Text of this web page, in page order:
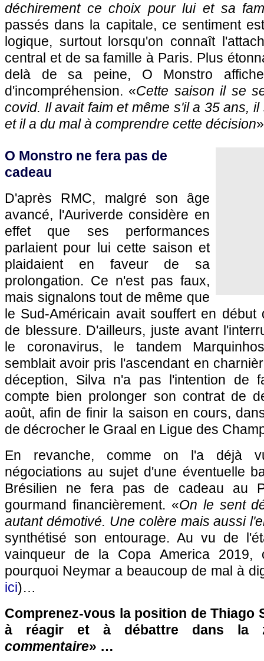
déchirement ce choix pour lui et sa
passés dans la capitale, ce sentiment
logique, surtout lorsqu'on connaît
central et de sa famille à Paris. Plus
delà de sa peine, O Monstro
d'incompréhension. «Cette saison il se
covid. Il avait faim et même s'il a 35 ans,
et il a du mal à comprendre cette décision
O Monstro ne fera pas de
cadeau
D'après RMC, malgré son âge
avancé, l'Auriverde considère en
effet que ses performances
parlaient pour lui cette saison et
plaidaient en faveur de sa
prolongation. Ce n'est pas faux,
mais signalons tout de même que
le Sud-Américain avait souffert en
de blessure. D'ailleurs, juste avant
le coronavirus, le tandem
semblait avoir pris l'ascendant en
déception, Silva n'a pas l'intention de
compte bien prolonger son contrat de
août, afin de finir la saison en cours,
de décrocher le Graal en Ligue des
En revanche, comme on l'a déjà
négociations au sujet d'une éventuelle
Brésilien ne fera pas de cadeau au
gourmand financièrement. «On le sent
autant démotivé. Une colère mais aussi
synthétisé son entourage. Au vu de
vainqueur de la Copa America 2019,
pourquoi Neymar a beaucoup de mal à
ici)…
Comprenez-vous la position de Thiago
à réagir et à débattre dans la
commentaire» …